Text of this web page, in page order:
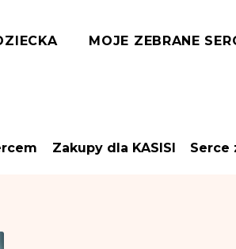
MOJE ZEBRANE
Zakupy dla KASISI Serce